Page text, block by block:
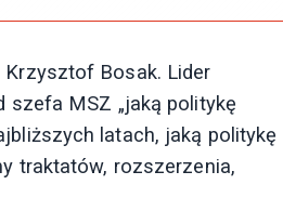
Krzysztof Bosak. Lider
szefa MSZ „jaką politykę
latach, jaką politykę
traktatów, rozszerzenia,